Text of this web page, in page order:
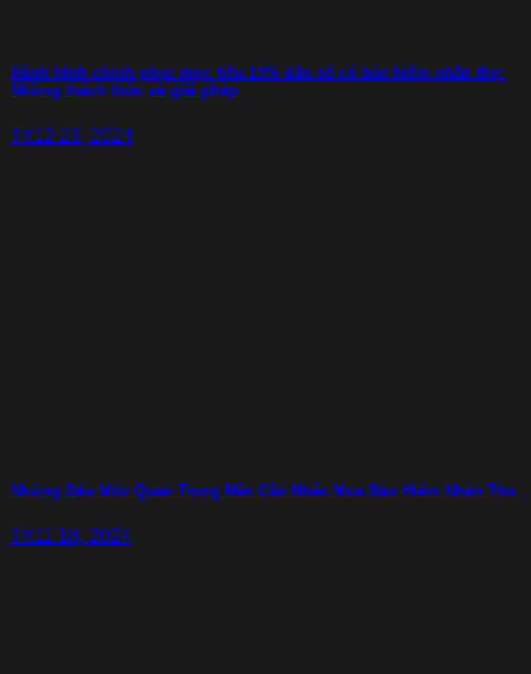
Hành trình chinh phục mục tiêu 15% dân số có bảo hiểm nhân thọ:
Những thách thức và giải pháp
Th12 23, 2024
Những Dấu Mốc Quan Trọng Nên Cân Nhắc Mua Bảo Hiểm Nhân Thọ
Th11 18, 2024